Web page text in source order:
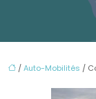
/Auto-Mobilités /